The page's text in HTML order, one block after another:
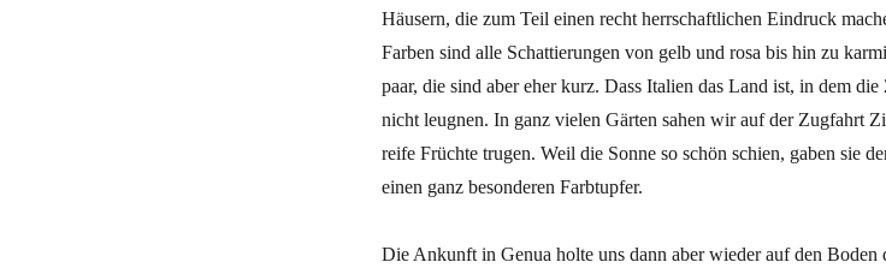
Häusern, die zum Teil einen recht herrschaftlichen Eindruck
Farben sind alle Schattierungen von gelb und rosa bis hin zu
paar, die sind aber eher kurz. Dass Italien das Land ist, in dem
nicht leugnen. In ganz vielen Gärten sahen wir auf der Zugfahrt
reife Früchte trugen. Weil die Sonne so schön schien, gaben sie
einen ganz besonderen Farbtupfer.
Die Ankunft in Genua holte uns dann aber wieder auf den Boden